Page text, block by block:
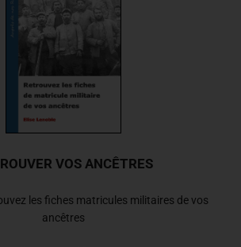
VOS ANCÊTRES
les fiches matricules militaires de vos
ancêtres